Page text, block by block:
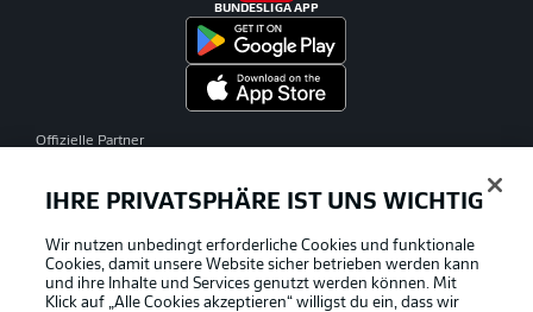
BUNDESLIGA APP
Offizielle Partner
IHRE PRIVATSPHÄRE IST UNS WICHTIG
Wir nutzen unbedingt erforderliche Cookies und funktionale
Cookies, damit unsere Website sicher betrieben werden kann
und ihre Inhalte und Services genutzt werden können. Mit
Klick auf „Alle Cookies akzeptieren“ willigst du ein, dass wir